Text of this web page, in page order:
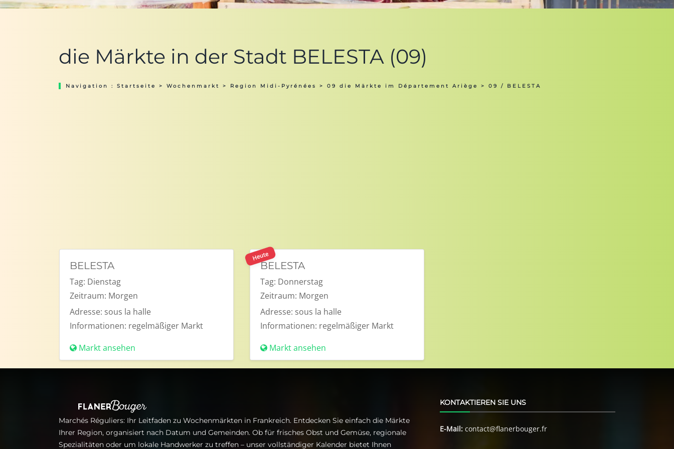
die Märkte in der Stadt BELESTA (09)
Navigation : Startseite > Wochenmarkt > Region Midi-Pyrénées > 09 die Märkte im Département Ariège > 09 / BELESTA
BELESTA
Tag: Dienstag
Zeitraum: Morgen
Adresse: sous la halle
Informationen: regelmäßiger Markt
Markt ansehen
Heute
BELESTA
Tag: Donnerstag
Zeitraum: Morgen
Adresse: sous la halle
Informationen: regelmäßiger Markt
Markt ansehen
Marchés Réguliers: Ihr Leitfaden zu Wochenmärkten in Frankreich. Entdecken Sie einfach die Märkte
Ihrer Region, organisiert nach Datum und Gemeinden. Ob für frisches Obst und Gemüse, regionale
Spezialitäten oder um lokale Handwerker zu treffen – unser vollständiger Kalender bietet Ihnen
KONTAKTIEREN SIE UNS
E-Mail: contact@flanerbouger.fr